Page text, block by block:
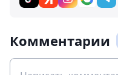
Комментарии